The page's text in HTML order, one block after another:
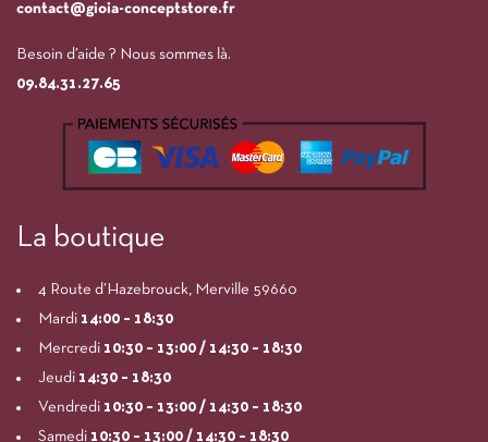
contact@gioia-conceptstore.fr
Besoin d’aide ? Nous sommes là.
09.84.31.27.65
La boutique
4 Route d’Hazebrouck, Merville 59660
Mardi 14:00 – 18:30
Mercredi 10:30 – 13:00 / 14:30 – 18:30
Jeudi 14:30 – 18:30
Vendredi 10:30 – 13:00 / 14:30 – 18:30
Samedi 10:30 – 13:00 / 14:30 – 18:30